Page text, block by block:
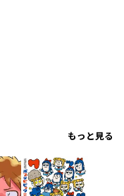
もっと見る